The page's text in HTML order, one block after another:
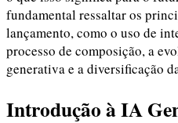
fundamental ressaltar os
lançamento, como o uso de
processo de composição, a
generativa e a diversificação
Introdução à IA